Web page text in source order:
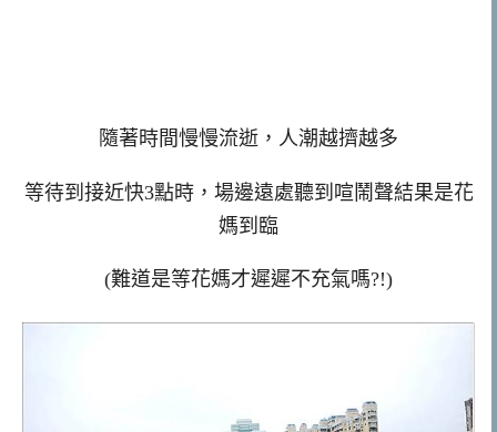
隨著時間慢慢流逝，人潮越擠越多
等待到接近快3點時，場邊遠處聽到喧鬧聲結果是花
媽到臨
(難道是等花媽才遲遲不充氣嗎?!)